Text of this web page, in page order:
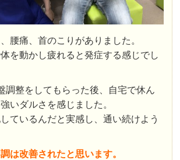
腰痛、首のこりがありました。
を動かし疲れると発症する感じでし
調整をしてもらった後、自宅で休ん
いダルさを感じました。
ているんだと実感し、通い続けよう
は改善されたと思います。